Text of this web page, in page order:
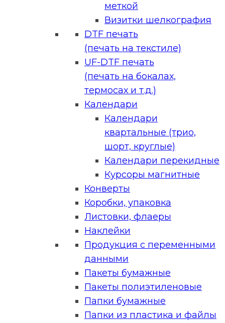
меткой
Визитки шелкография
DTF печать
(печать на текстиле)
UF-DTF печать
(печать на бокалах,
термосах и т.д.)
Календари
Календари
квартальные (трио,
шорт, круглые)
Календари перекидные
Курсоры магнитные
Конверты
Коробки, упаковка
Листовки, флаеры
Наклейки
Продукция с переменными
данными
Пакеты бумажные
Пакеты полиэтиленовые
Папки бумажные
Папки из пластика и файлы